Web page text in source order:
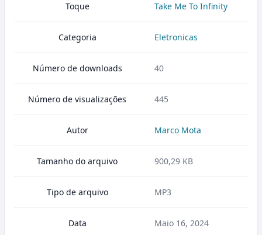
Toque Take Me To Infinity
Categoria Eletronicas
Número de downloads 40
Número de visualizações 445
Autor Marco Mota
Tamanho do arquivo 900,29 KB
Tipo de arquivo MP3
Data Maio 16, 2024